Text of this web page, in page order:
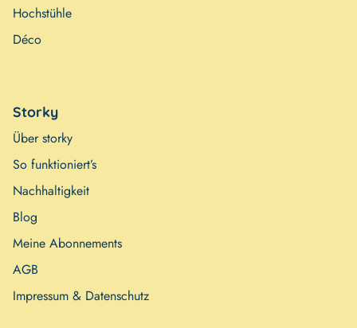
Hochstühle
Déco
Storky
Über storky
So funktioniert’s
Nachhaltigkeit
Blog
Meine Abonnements
AGB
Impressum & Datenschutz